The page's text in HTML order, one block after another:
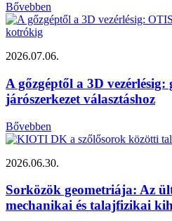
Bővebben
2026.07.06.
A gőzgéptől a 3D
járószerkezet választáshoz
Bővebben
2026.06.30.
Sorközök geometriája: Az
mechanikai és talajfizikai